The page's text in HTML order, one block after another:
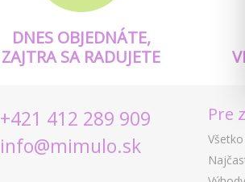
DNES OBJEDNÁTE,
ZAJTRA SA RADUJETE
+421 412 289 909
info@mimulo.sk
Pre